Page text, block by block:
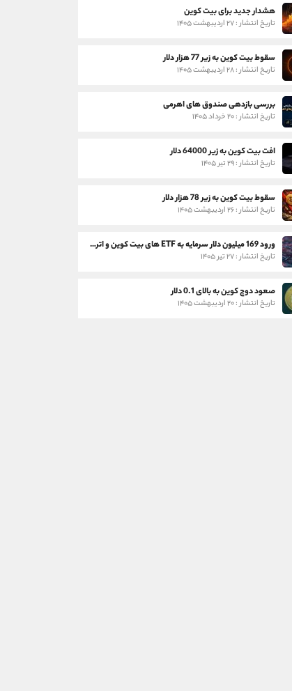
هشدار جدید برای بیت کوین
تاریخ انتشار : ۲۷ اردیبهشت ۱۴۰۵
سقوط بیت کوین به زیر 77 هزار دلار
تاریخ انتشار : ۲۸ اردیبهشت ۱۴۰۵
بررسی بازدهی صندوق های اهرمی
تاریخ انتشار : ۲۰ خرداد ۱۴۰۵
افت بیت کوین به زیر 64000 دلار
تاریخ انتشار : ۲۹ تیر ۱۴۰۵
سقوط بیت کوین به زیر 78 هزار دلار
تاریخ انتشار : ۲۶ اردیبهشت ۱۴۰۵
ورود 169 میلیون دلار سرمایه به ETF های بیت کوین و اتریوم
تاریخ انتشار : ۲۷ تیر ۱۴۰۵
صعود دوج کوین به بالای 0.1 دلار
تاریخ انتشار : ۲۰ اردیبهشت ۱۴۰۵